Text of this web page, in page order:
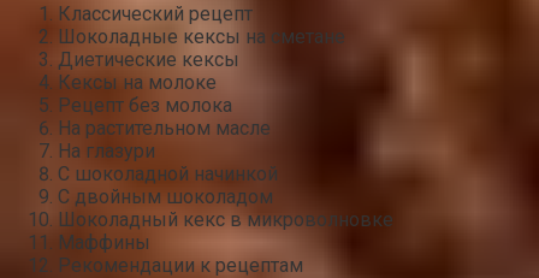
Классический рецепт
Шоколадные кексы на сметане
Диетические кексы
Кексы на молоке
Рецепт без молока
На растительном масле
На глазури
С шоколадной начинкой
С двойным шоколадом
Шоколадный кекс в микроволновке
Маффины
Рекомендации к рецептам